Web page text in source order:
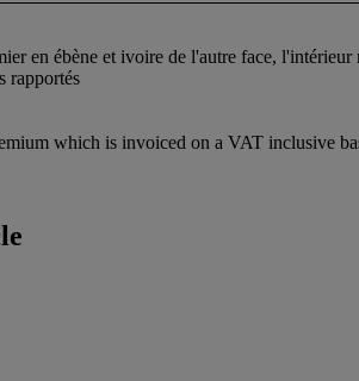
en ébène et ivoire de l'autre face,
rapportés
which is invoiced on a VAT inclusive